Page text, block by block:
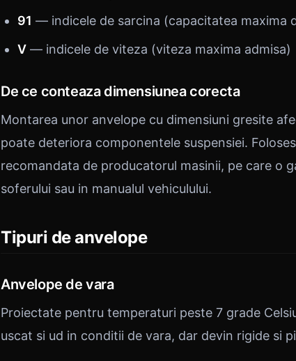
91 — indicele de sarcina (capacitatea maxima
V — indicele de viteza (viteza maxima admisa)
De ce conteaza dimensiunea corecta
Montarea unor anvelope cu dimensiuni gresite
poate deteriora componentele suspensiei.
recomandata de producatorul masinii, pe care o
soferului sau in manualul vehiculului.
Tipuri de anvelope
Anvelope de vara
Proiectate pentru temperaturi peste 7 grade
uscat si ud in conditii de vara, dar devin rigide si